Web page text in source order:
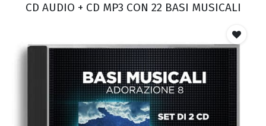
CD AUDIO + CD MP3 CON 22 BASI MUSICALI